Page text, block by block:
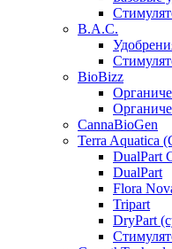
B.A.C.
BioBizz
CannaBioGen
Terra Aquatica
DualPart
DualPart
Flora
Tripart
DryPart